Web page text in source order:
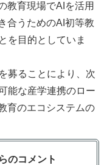
教育現場でAIを活用
合うためのAI初等教
を目的としていま
募ることにより、次
能な産学連携のロー
育のエコシステムの
のコメント